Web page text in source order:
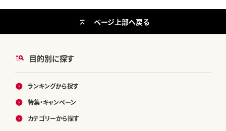
目的別に探す
ランキングから探す
特集・キャンペーン
カテゴリーから探す
ページ上部へ戻る